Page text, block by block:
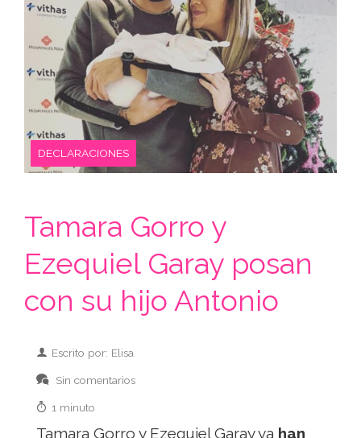
DECLARACIONES
Tamara Gorro y
Ezequiel Garay posan
con su hijo Antonio
Escrito por: Elisa
Sin comentarios
1 minuto
Tamara Gorro y Ezequiel Garay ya han